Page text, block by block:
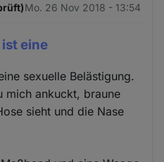
Mo. 26 Nov 2018 - 13:54
eine
sexuelle Belästigung.
mich ankuckt, braune
sieht und die Nase